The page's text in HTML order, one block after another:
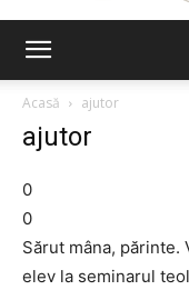
Acasă
ajutor
ajutor
0
0
Sărut mâna, părinte.
elev la seminarul